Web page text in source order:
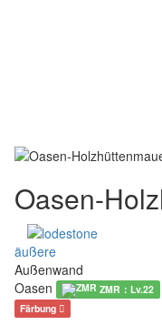
Oasen-
äußere
Außenwand
Oasen
ZMR：Lv.22
Färbung